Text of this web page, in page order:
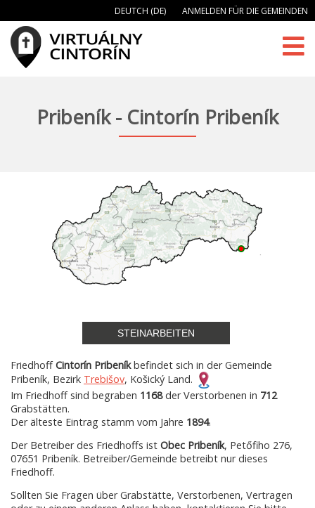
DEUTCH (DE) ANMELDEN FÜR DIE GEMEINDEN
Pribeník - Cintorín Pribeník
STEINARBEITEN
FriedhoffCintorín Pribeníkbefindet sich in der Gemeinde
Pribeník, Bezirk Trebišov, Košický Land.
Im Friedhoff sind begraben 1168der Verstorbenen in 712
Grabstätten.
Der älteste Eintrag stamm vom Jahre 1894.
Der Betreiber des Friedhoffs ist Obec Pribeník, Petőfiho 276,
07651 Pribeník. Betreiber/Gemeinde betreibt nur dieses
Friedhoff.
Sollten Sie Fragen über Grabstätte, Verstorbenen, Vertragen